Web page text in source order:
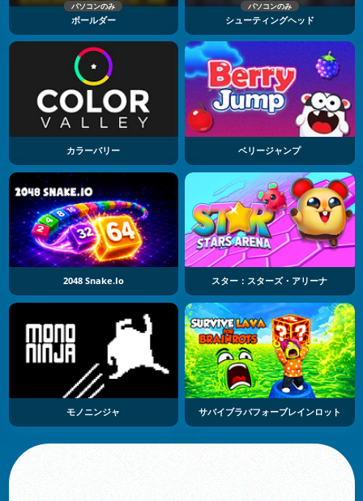
パソコンのみ
ボールダー
パソコンのみ
シューティングヘッド
カラーバリー ベリージャンプ
2048 Snake.io スター：スターズ・アリーナ
モノニンジャ サバイブラバフォーブレインロット